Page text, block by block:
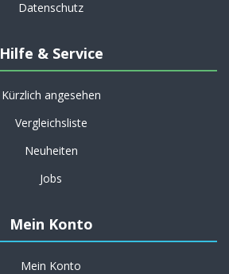
Datenschutz
Hilfe & Service
Kürzlich angesehen
Vergleichsliste
Neuheiten
Jobs
Mein Konto
Mein Konto